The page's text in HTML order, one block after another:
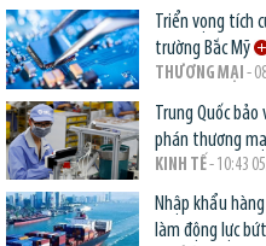
Triển vọng tích
trường Bắc Mỹ
THƯƠNG MẠI -
Trung Quốc
phán thương mại
KINH TẾ- 10:43
Nhập khẩu
làm động lực bứt